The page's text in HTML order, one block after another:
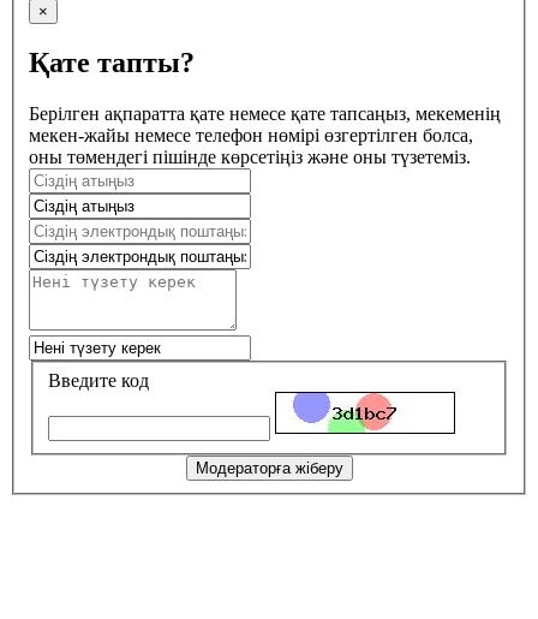
×
Қате тапты?
Берілген ақпаратта қате немесе қате тапсаңыз, мекеменің
мекен-жайы немесе телефон нөмірі өзгертілген болса,
оны төмендегі пішінде көрсетіңіз және оны түзетеміз.
Введите код
Модераторға жіберу